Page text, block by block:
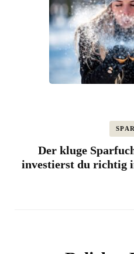
Der kluge
investierst du richtig